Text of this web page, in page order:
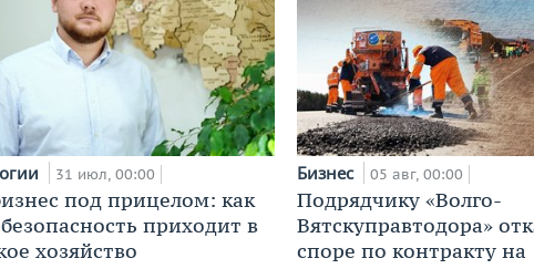
31 июл, 00:00
под прицелом: как
приходит в
хозяйство
Бизнес 05 авг, 00:00
Подрядчику «Волго-
Вятскуправтодора»
споре по контракту на